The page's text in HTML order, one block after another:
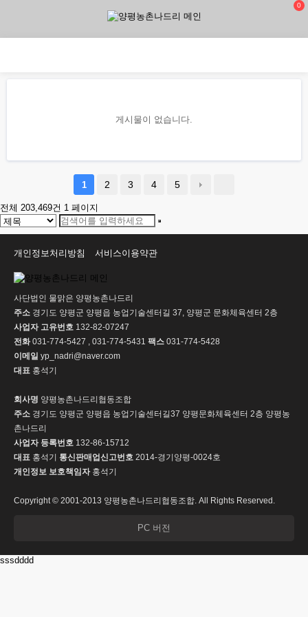
0
게시물이 없습니다.
1 2 3 4 5
전체 203,469건 1 페이지
개인정보처리방침 서비스이용약관
사단법인 물맑은 양평농촌나드리
주소 경기도 양평군 양평읍 농업기술센터길 37, 양평군 문화체육센터 2층
사업자 고유번호 132-82-07247
전화031-774-5427 , 031-774-5431 팩스 031-774-5428
이메일 yp_nadri@naver.com
대표 홍석기
회사명 양평농촌나드리협동조합
주소 경기도 양평군 양평읍 농업기술센터길37 양평문화체육센터 2층 양평농
촌나드리
사업자 등록번호 132-86-15712
대표 홍석기 통신판매업신고번호 2014-경기양평-0024호
개인정보 보호책임자홍석기
Copyright © 2001-2013 양평농촌나드리협동조합. All Rights Reserved.
PC 버전
sssdddd